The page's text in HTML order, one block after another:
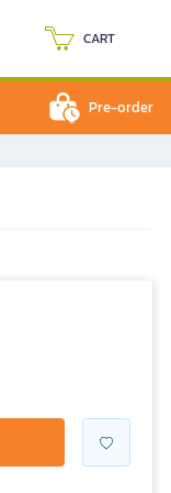
CART
Pre-order